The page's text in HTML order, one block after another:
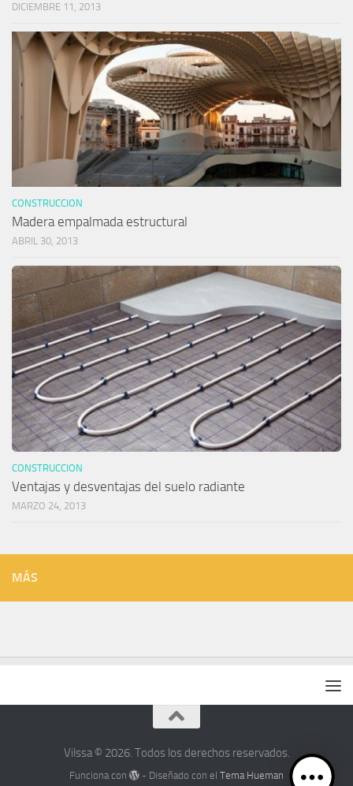
DICIEMBRE 11, 2013
CONSTRUCCION
Madera empalmada estructural
ABRIL 30, 2013
CONSTRUCCION
Ventajas y desventajas del suelo radiante
MARZO 24, 2013
MÁS
Vilssa © 2026. Todos los derechos reservados.
Funciona con - Diseñado con elTema Hueman